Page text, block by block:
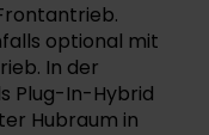
optional mit
In der
Plug-In-Hybrid
Hubraum in